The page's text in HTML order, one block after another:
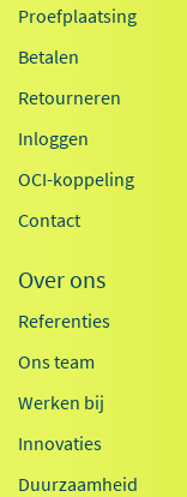
Proefplaatsing
Betalen
Retourneren
Inloggen
OCI-koppeling
Contact
Over ons
Referenties
Ons team
Werken bij
Innovaties
Duurzaamheid